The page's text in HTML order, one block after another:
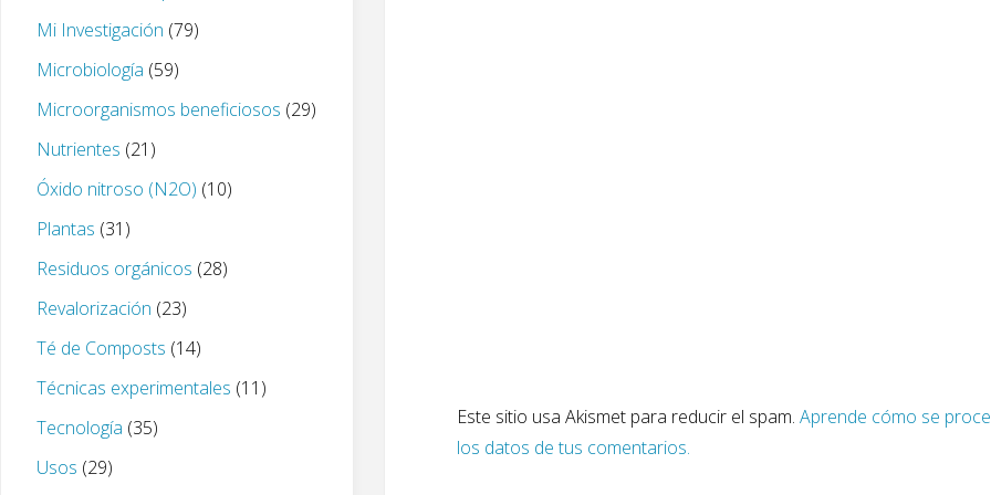
Este sitio usa Akismet para reducir el spam. Aprende cómo se
los datos de tus comentarios.
Mi Investigación (79)
Microbiología (59)
Microorganismos beneficiosos (29)
Nutrientes (21)
Óxido nitroso (N2O) (10)
Plantas (31)
Residuos orgánicos (28)
Revalorización (23)
Té de Composts (14)
Técnicas experimentales (11)
Tecnología (35)
Usos (29)